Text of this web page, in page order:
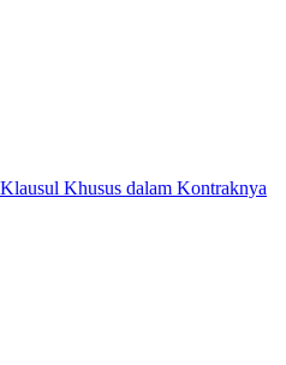
Khusus dalam Kontraknya